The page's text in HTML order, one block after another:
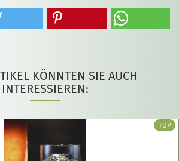
KÖNNTEN SIE AUCH
INTERESSIEREN:
TOP